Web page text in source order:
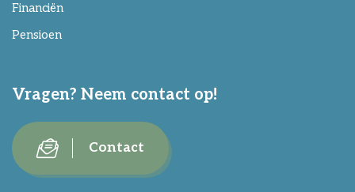
Financiën
Pensioen
Vragen? Neem contact op!
Contact